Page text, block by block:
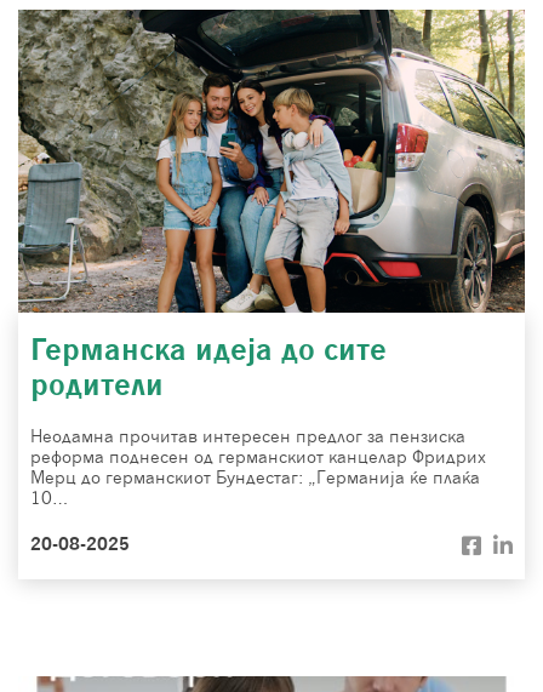
Германска идеја до сите
родители
Неодамна прочитав интересен предлог за пензиска
реформа поднесен од германскиот канцелар Фридрих
Мерц до германскиот Бундестаг: „Германија ќе плаќа
10…
20-08-2025